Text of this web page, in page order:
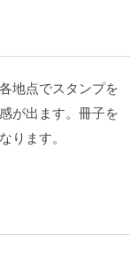
地点でスタンプを
が出ます。冊子を
ります。